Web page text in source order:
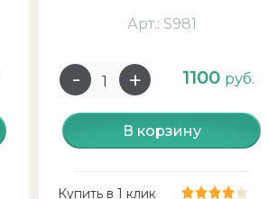
Арт.: S981
1100 руб.
В корзину
Купить в 1 клик